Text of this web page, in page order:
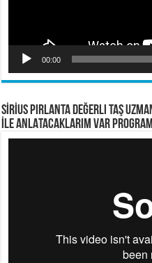
00:00
SİRİUS PIRLANTA Değerli Taş
İLE ANLATACAKLARIM VAR